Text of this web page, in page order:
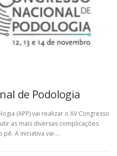
de Podologia
(APP) vai realizar o XV Congresso
as mais diversas complicações
pé. A iniciativa vai …